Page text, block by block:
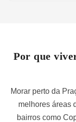
Por que
Morar perto da
melhores áreas
bairros como